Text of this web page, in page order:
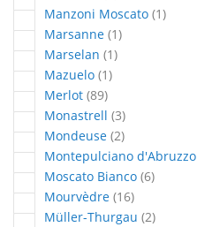
Manzoni Moscato 1article
Marsanne 1article
Marselan 1article
Mazuelo 1article
Merlot 89articles
Monastrell 3articles
Mondeuse 2articles
Montepulciano d'Abruzzo
Moscato Bianco 6articles
Mourvèdre 16articles
Müller-Thurgau 2articles